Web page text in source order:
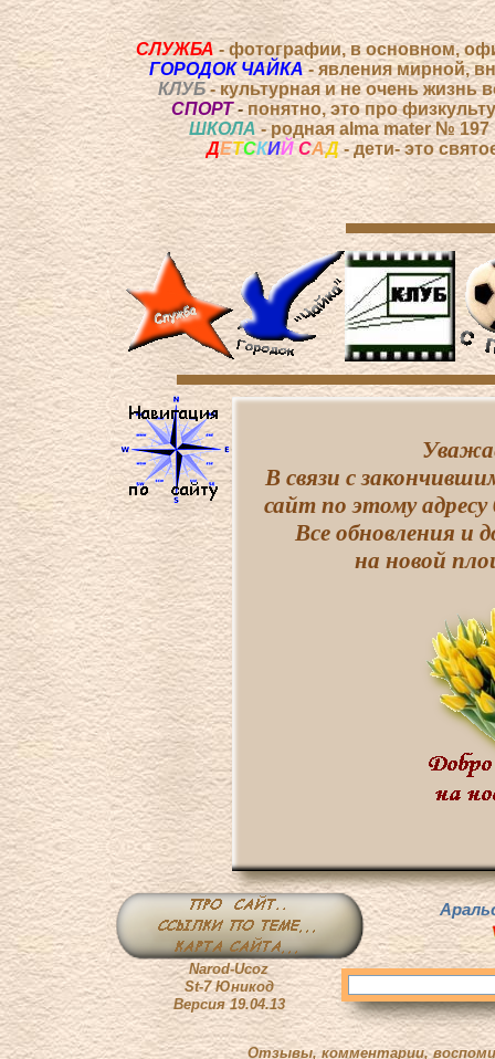
СЛУЖБА- фотографии, в основном,
ГОРОДОК ЧАЙКА- явления мирной,
КЛУБ- культурная и не очень жизнь
СПОРТ-понятно, это про
ШКОЛА- родная alma mater №
ДЕТСКИЙСАД - дети- это
В связи с
сайт по этому
Все обновления и
на новой
Narod-Ucoz
St-7 Юникод
Версия 19.04.13
Отзывы, комментарии,